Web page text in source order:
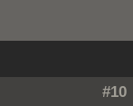
#10